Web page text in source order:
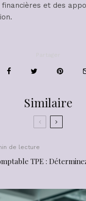
et des
Similaire
de lecture
TPE :